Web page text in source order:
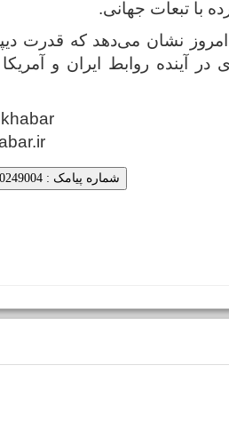
با تبعات جهانی.
نشان می‌دهد که قدرت
در آینده روابط ایران و
شماره پیامک : 5000249004